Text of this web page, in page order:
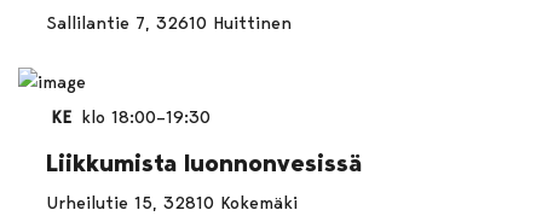
Sallilantie 7, 32610 Huittinen
KE klo 18:00–19:30
Liikkumista luonnonvesissä
Urheilutie 15, 32810 Kokemäki